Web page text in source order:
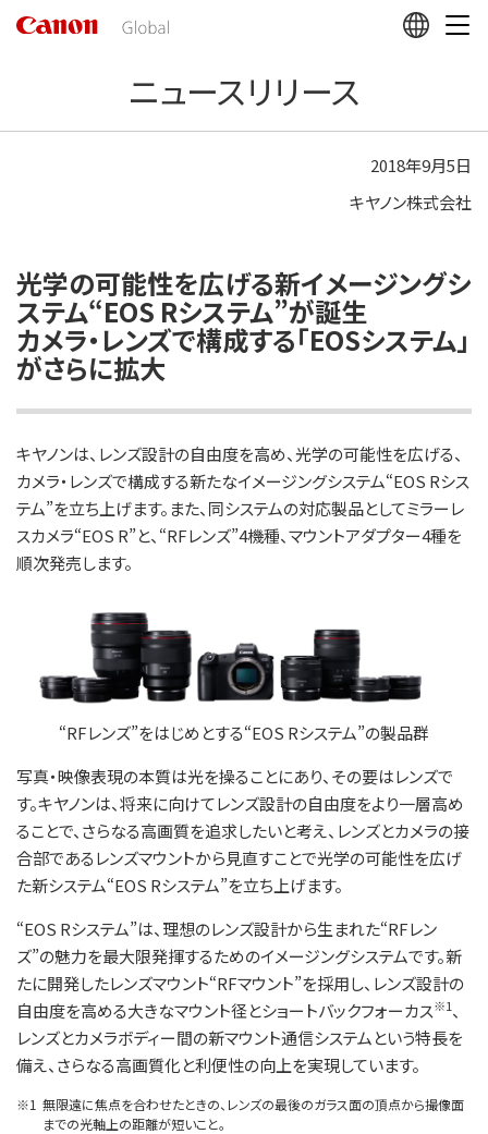
の
ニュースリリース
2018年9月5日
キヤノン株式会社
光学の可能性を広げる新イメージングシ
ステム“EOS Rシステム”が誕生
カメラ・レンズで構成する「EOSシステム」
がさらに拡大
キヤノンは、レンズ設計の自由度を高め、光学の可能性を広げる、
カメラ・レンズで構成する新たなイメージングシステム“EOS Rシス
テム”を立ち上げます。また、同システムの対応製品としてミラーレ
スカメラ“EOS R”と、“RFレンズ”4機種、マウントアダプター4種を
順次発売します。
“RFレンズ”をはじめとする“EOS Rシステム”の製品群
写真・映像表現の本質は光を操ることにあり、その要はレンズで
す。キヤノンは、将来に向けてレンズ設計の自由度をより一層高め
ることで、さらなる高画質を追求したいと考え、レンズとカメラの接
合部であるレンズマウントから見直すことで光学の可能性を広げ
た新システム“EOS Rシステム”を立ち上げます。
“EOS Rシステム”は、理想のレンズ設計から生まれた“RFレン
ズ”の魅力を最大限発揮するためのイメージングシステムです。新
たに開発したレンズマウント“RFマウント”を採用し、レンズ設計の
自由度を高める大きなマウント径とショートバックフォーカス※1、
レンズとカメラボディー間の新マウント通信システムという特長を
備え、さらなる高画質化と利便性の向上を実現しています。
※1 無限遠に焦点を合わせたときの、レンズの最後のガラス面の頂点から撮像面
までの光軸上の距離が短いこと。